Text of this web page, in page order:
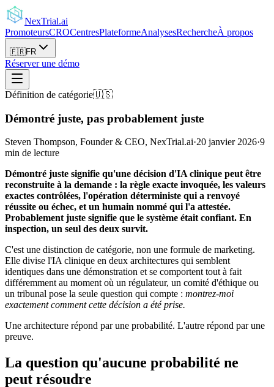
NexTrial.ai
PromoteursCROCentresPlateformeAnalysesRechercheÀ propos
🇫🇷FR
Réserver une démo
Définition de catégorie🇺🇸
Démontré juste, pas probablement juste
Steven Thompson, Founder & CEO, NexTrial.ai·20 janvier 2026·9
min de lecture
Démontré juste signifie qu'une décision d'IA clinique peut être
reconstruite à la demande : la règle exacte invoquée, les valeurs
exactes contrôlées, l'opération déterministe qui a renvoyé
réussite ou échec, et un humain nommé qui l'a attestée.
Probablement juste signifie que le système était confiant. En
inspection, un seul des deux survit.
C'est une distinction de catégorie, non une formule de marketing.
Elle divise l'IA clinique en deux architectures qui semblent
identiques dans une démonstration et se comportent tout à fait
différemment au moment où un régulateur, un comité d'éthique ou
un tribunal pose la seule question qui compte : montrez-moi
exactement comment cette décision a été prise.
Une architecture répond par une probabilité. L'autre répond par une
preuve.
La question qu'aucune probabilité ne
peut résoudre